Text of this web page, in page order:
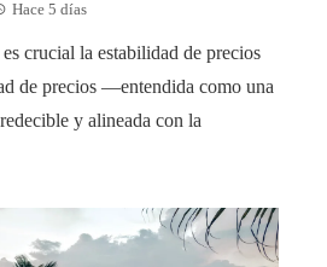
Hace 5 días
crucial la estabilidad de precios
de precios —entendida como una
y alineada con la